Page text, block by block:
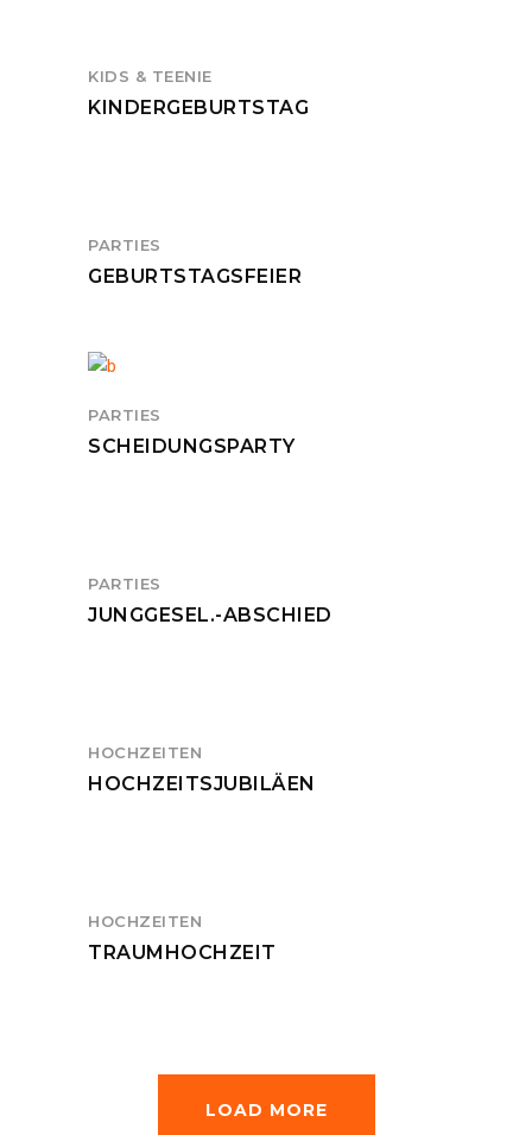
KIDS & TEENIE
KINDERGEBURTSTAG
PARTIES
GEBURTSTAGSFEIER
PARTIES
SCHEIDUNGSPARTY
PARTIES
JUNGGESEL.-ABSCHIED
HOCHZEITEN
HOCHZEITSJUBILÄEN
HOCHZEITEN
TRAUMHOCHZEIT
LOAD MORE